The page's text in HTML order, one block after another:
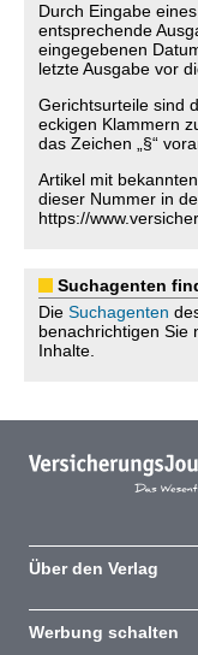
Durch Eingabe
entsprechende
eingegebenen
letzte Ausgabe vor
Gerichtsurteile sind
eckigen Klammern
das Zeichen „§“
Artikel mit
dieser Nummer in
https://
Suchagenten
Die Suchagenten
benachrichtigen Sie
Inhalte.
Über den Verlag
Werbung schalten